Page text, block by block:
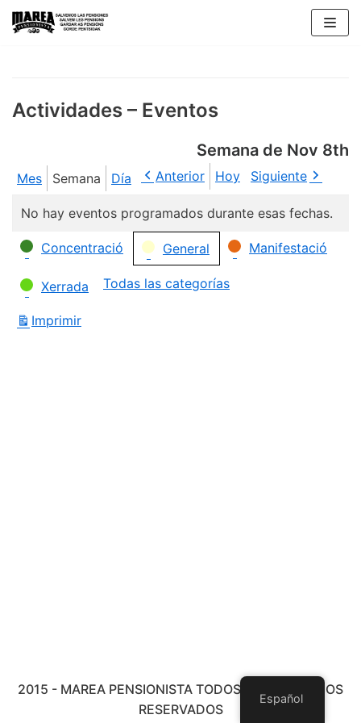
Saltar
Actividades – Eventos
Semana de Nov 8th
Mes Semana Día Anterior Hoy Siguiente
No hay eventos programados durante esas fechas.
Categorías
Concentració General Manifestació
Xerrada Todas las categorías
Imprimir
2015 - MAREA PENSIONISTA TODOS LOS DERECHOS
RESERVADOS
Español